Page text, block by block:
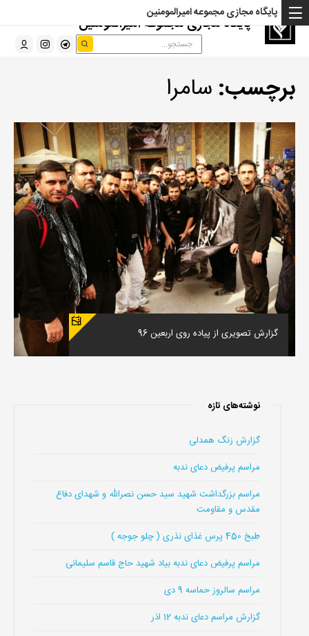
پایگاه مجازی مجموعه امیرالمومنین
پایگاه مجازی مجموعه امیرالمومنین
برچسب: سامرا
گزارش تصویری از پیاده روی اربعین 96
نوشته‌های تازه
گزارش زنگ همدلی
مراسم پرفیض دعای ندبه
مراسم بزرگداشت شهید سید حسن نصرالله و شهدای دفاع
مقدس و مقاومت
طبخ 450 پرس غذای نذری ( چلو جوجه )
مراسم پرفیض دعای ندبه بیاد شهید حاج قاسم سلیمانی
مراسم سالروز حماسه 9 دی
گزارش مراسم دعای ندبه 12 اذر